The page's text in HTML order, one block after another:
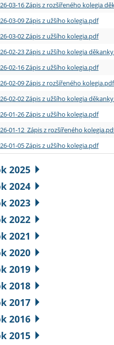
03-16 Zápis z rozšířeného kolegia
03-09 Zápis z užšího kolegia.pdf
03-02 Zápis z užšího kolegia.pdf
02-23 Zápis z užšího kolegia
02-16 Zápis z užšího kolegia.pdf
02-09 Zápis z rozšířeného kolegia.pdf
02-02 Zápis z užšího kolegia
01-26 Zápis z užšího kolegia.pdf
01-12 Zápis z rozšířeného
01-05 Zápis z užšího kolegia.pdf
2025
2024
2023
2022
2021
2020
2019
2018
2017
2016
2015